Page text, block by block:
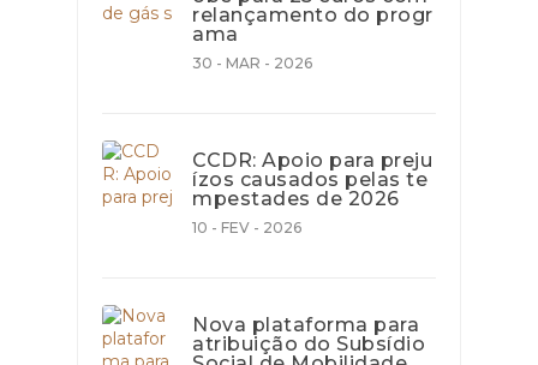
relançamento do progr
ama
30 - MAR - 2026
CCDR: Apoio para preju
ízos causados pelas te
mpestades de 2026
10 - FEV - 2026
Nova plataforma para
atribuição do Subsídio